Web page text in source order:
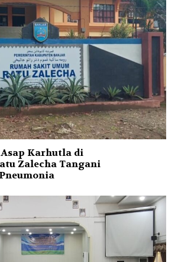
Karhutla di
Zalecha Tangani